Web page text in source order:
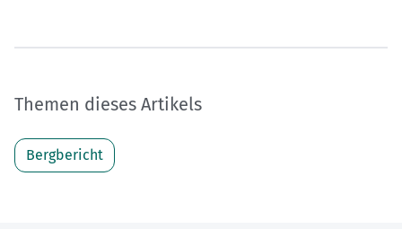
Themen dieses Artikels
Bergbericht